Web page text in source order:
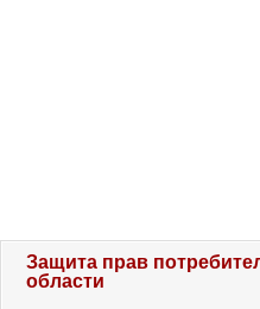
Защита прав
области